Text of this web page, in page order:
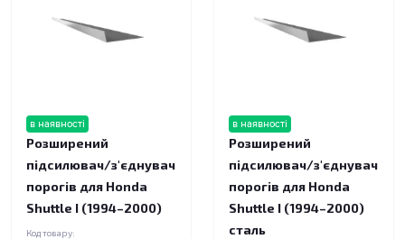
в наявності
Розширений
підсилювач/з'єднувач
порогів для Honda
Shuttle I (1994–2000)
Код товару:
в наявності
Розширений
підсилювач/з'єднувач
порогів для Honda
Shuttle I (1994–2000)
сталь